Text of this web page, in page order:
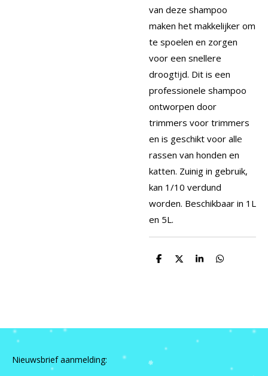
van deze shampoo
maken het makkelijker om
te spoelen en zorgen
voor een snellere
droogtijd. Dit is een
professionele shampoo
ontworpen door
trimmers voor trimmers
en is geschikt voor alle
rassen van honden en
katten. Zuinig in gebruik,
kan 1/10 verdund
worden. Beschikbaar in 1L
en 5L.
D
D
S
D
Nieuwsbrief aanmelding: